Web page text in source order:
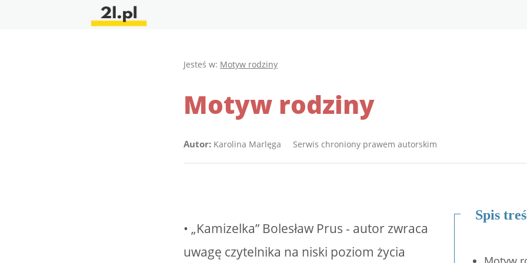
Jesteś w: Motyw rodziny
Motyw rodziny
Autor: Karolina Marlęga Serwis chroniony prawem autorskim
Spis
• „Kamizelka” Bolesław Prus - autor zwraca
uwagę czytelnika na niski poziom życia